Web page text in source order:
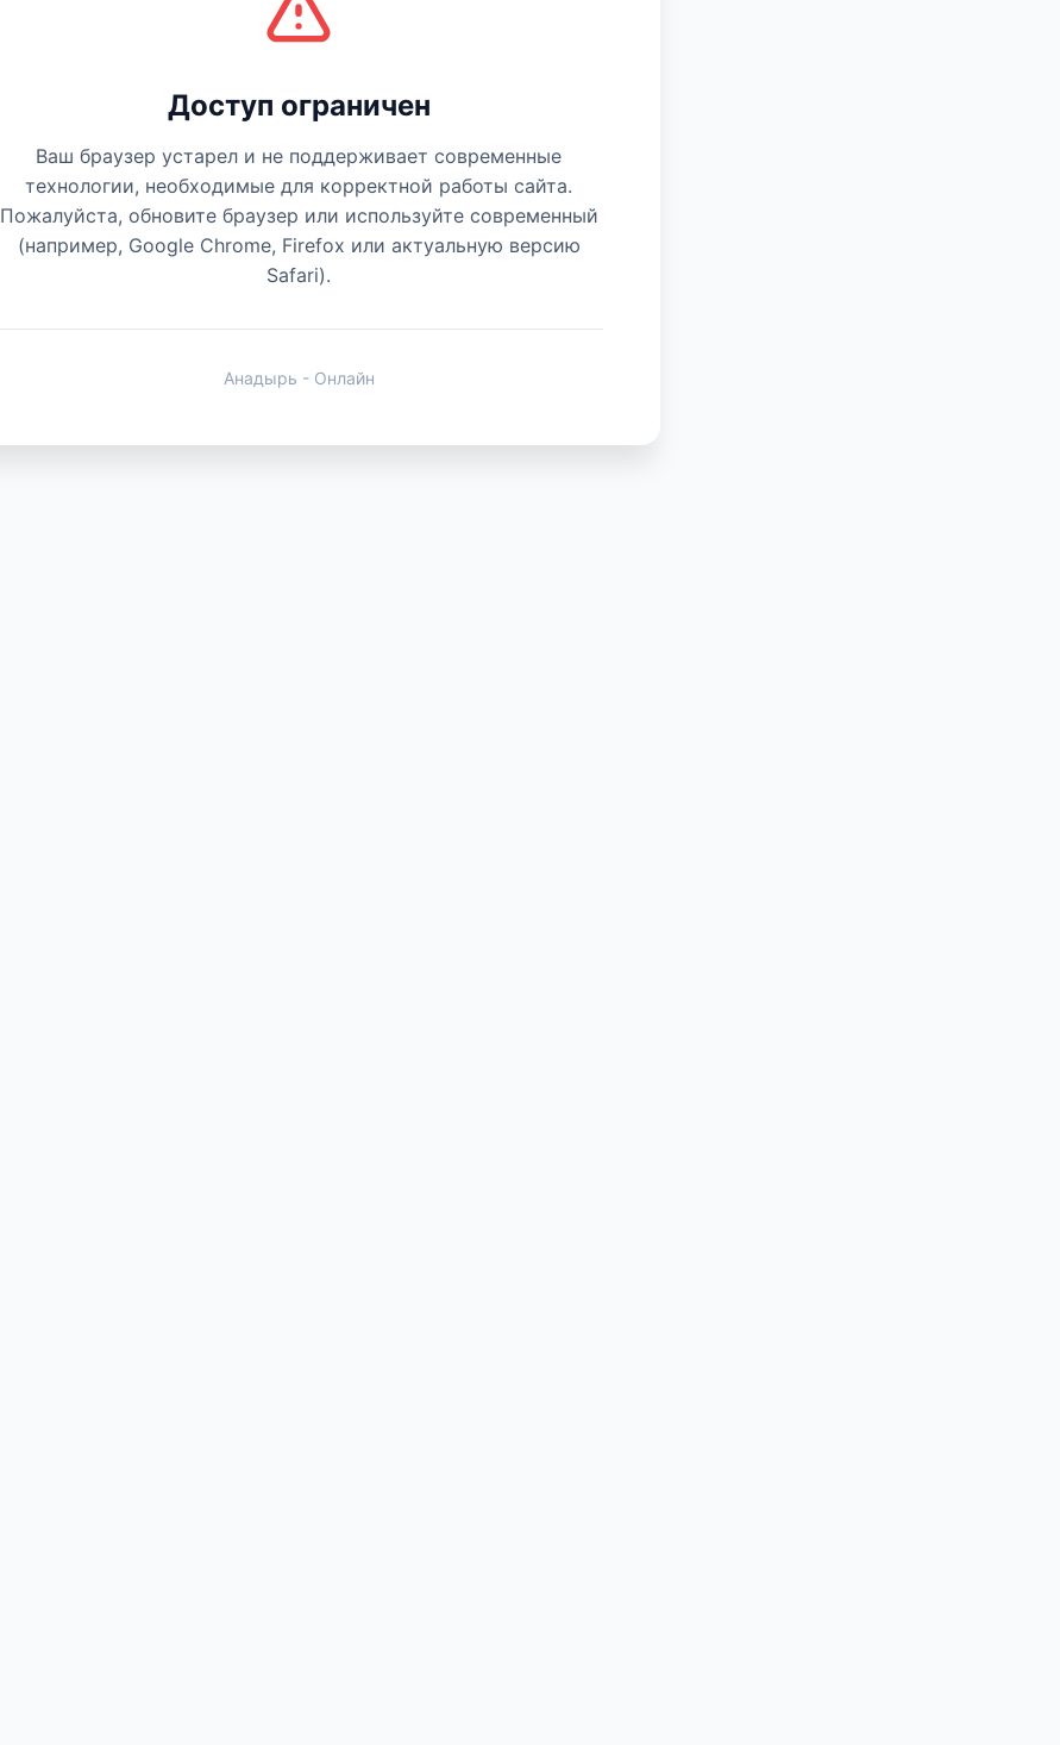
Доступ ограничен
Ваш браузер устарел и не поддерживает современные
технологии, необходимые для корректной работы сайта.
Пожалуйста, обновите браузер или используйте современный
(например, Google Chrome, Firefox или актуальную версию
Safari).
Анадырь - Онлайн